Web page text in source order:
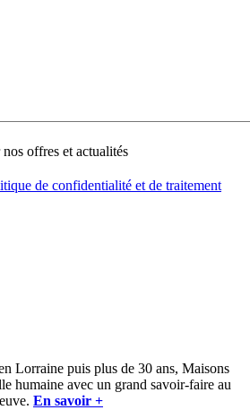
offres et actualités
de confidentialité et de traitement
Lorraine puis plus de 30 ans, Maisons
humaine avec un grand savoir-faire au
En savoir +